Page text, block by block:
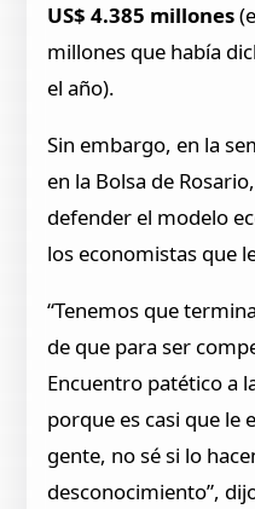
US$ 4.385 millones
millones que había
el año).
Sin embargo, en la
en la Bolsa de
defender el modelo
los economistas que
“Tenemos que
de que para ser
Encuentro patético a
porque es casi que le
gente, no sé si lo
desconocimiento”,